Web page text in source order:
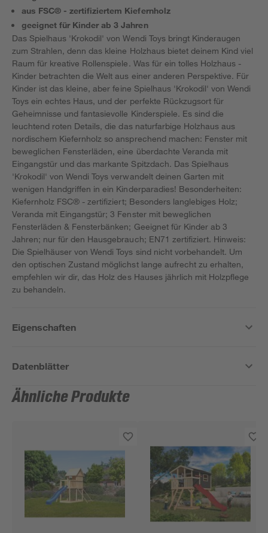
aus FSC® - zertifiziertem Kiefernholz
geeignet für Kinder ab 3 Jahren
Das Spielhaus 'Krokodil' von Wendi Toys bringt Kinderaugen
zum Strahlen, denn das kleine Holzhaus bietet deinem Kind viel
Raum für kreative Rollenspiele. Was für ein tolles Holzhaus -
Kinder betrachten die Welt aus einer anderen Perspektive. Für
Kinder ist das kleine, aber feine Spielhaus 'Krokodil' von Wendi
Toys ein echtes Haus, und der perfekte Rückzugsort für
Geheimnisse und fantasievolle Kinderspiele. Es sind die
leuchtend roten Details, die das naturfarbige Holzhaus aus
nordischem Kiefernholz so ansprechend machen: Fenster mit
beweglichen Fensterläden, eine überdachte Veranda mit
Eingangstür und das markante Spitzdach. Das Spielhaus
'Krokodil' von Wendi Toys verwandelt deinen Garten mit
wenigen Handgriffen in ein Kinderparadies! Besonderheiten:
Kiefernholz FSC® - zertifiziert; Besonders langlebiges Holz;
Veranda mit Eingangstür; 3 Fenster mit beweglichen
Fensterläden & Fensterbänken; Geeignet für Kinder ab 3
Jahren; nur für den Hausgebrauch; EN71 zertifiziert. Hinweis:
Die Spielhäuser von Wendi Toys sind nicht vorbehandelt. Um
den optischen Zustand möglichst lange aufrecht zu erhalten,
empfehlen wir dir, das Holz des Hauses jährlich mit Holzpflege
zu behandeln.
Eigenschaften
Datenblätter
Ähnliche Produkte